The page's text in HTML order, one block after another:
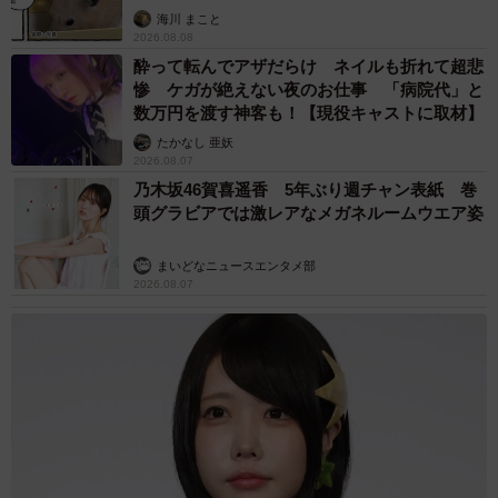
海川 まこと
2026.08.08
酔って転んでアザだらけ ネイルも折れて超悲
惨 ケガが絶えない夜のお仕事 「病院代」と
数万円を渡す神客も！【現役キャストに取材】
たかなし 亜妖
2026.08.07
乃木坂46賀喜遥香 5年ぶり週チャン表紙 巻
頭グラビアでは激レアなメガネルームウエア姿
まいどなニュースエンタメ部
2026.08.07